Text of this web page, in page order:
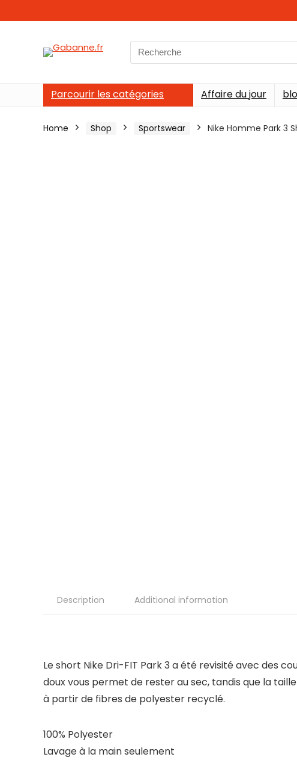
Search
for:
Parcourir les catégories Affaire du jour
Home Shop Sportswear Nike Homme Park 3
Description Additional information
Le short Nike Dri-FIT Park 3 a été revisité avec des
doux vous permet de rester au sec, tandis que la
à partir de fibres de polyester recyclé.
100% Polyester
Lavage à la main seulement